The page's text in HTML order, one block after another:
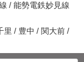
/ 能勢電鉄妙見線
里 / 豊中 / 関大前 /